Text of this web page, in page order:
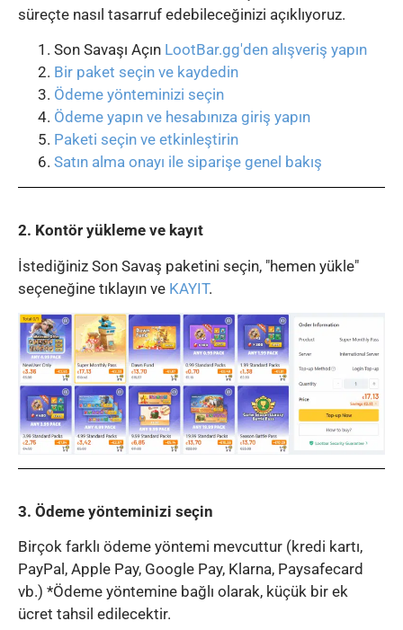
süreçte nasıl tasarruf edebileceğinizi açıklıyoruz.
Son Savaşı Açın LootBar.gg'den alışveriş yapın
Bir paket seçin ve kaydedin
Ödeme yönteminizi seçin
Ödeme yapın ve hesabınıza giriş yapın
Paketi seçin ve etkinleştirin
Satın alma onayı ile siparişe genel bakış
2. Kontör yükleme ve kayıt
İstediğiniz Son Savaş paketini seçin, "hemen yükle"
seçeneğine tıklayın ve KAYIT.
3. Ödeme yönteminizi seçin
Birçok farklı ödeme yöntemi mevcuttur (kredi kartı,
PayPal, Apple Pay, Google Pay, Klarna, Paysafecard
vb.) *Ödeme yöntemine bağlı olarak, küçük bir ek
ücret tahsil edilecektir.